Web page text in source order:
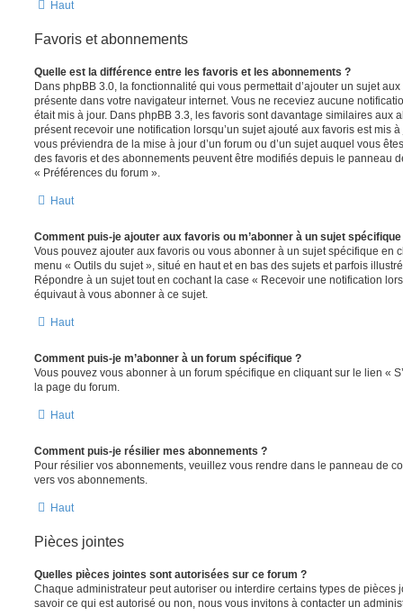
Haut
Favoris et abonnements
Quelle est la différence entre les favoris et les abonnements ?
Dans phpBB 3.0, la fonctionnalité qui vous permettait d’ajouter un sujet
présente dans votre navigateur internet. Vous ne receviez aucune
était mis à jour. Dans phpBB 3.3, les favoris sont davantage similaires aux
présent recevoir une notification lorsqu’un sujet ajouté aux favoris est mis
vous préviendra de la mise à jour d’un forum ou d’un sujet auquel vous
des favoris et des abonnements peuvent être modifiés depuis le panneau
« Préférences du forum ».
Haut
Comment puis-je ajouter aux favoris ou m’abonner à un sujet spécifique
Vous pouvez ajouter aux favoris ou vous abonner à un sujet spécifique en
menu « Outils du sujet », situé en haut et en bas des sujets et parfois
Répondre à un sujet tout en cochant la case « Recevoir une notification
équivaut à vous abonner à ce sujet.
Haut
Comment puis-je m’abonner à un forum spécifique ?
Vous pouvez vous abonner à un forum spécifique en cliquant sur le lien «
la page du forum.
Haut
Comment puis-je résilier mes abonnements ?
Pour résilier vos abonnements, veuillez vous rendre dans le panneau de
vers vos abonnements.
Haut
Pièces jointes
Quelles pièces jointes sont autorisées sur ce forum ?
Chaque administrateur peut autoriser ou interdire certains types de pièces
savoir ce qui est autorisé ou non, nous vous invitons à contacter un